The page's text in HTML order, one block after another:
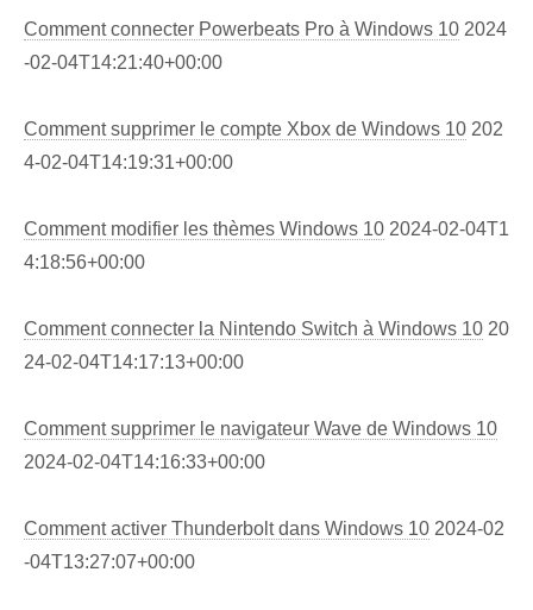
Comment connecter Powerbeats Pro à Windows 10 2024
-02-04T14:21:40+00:00
Comment supprimer le compte Xbox de Windows 10 202
4-02-04T14:19:31+00:00
Comment modifier les thèmes Windows 10 2024-02-04T1
4:18:56+00:00
Comment connecter la Nintendo Switch à Windows 10 20
24-02-04T14:17:13+00:00
Comment supprimer le navigateur Wave de Windows 10
2024-02-04T14:16:33+00:00
Comment activer Thunderbolt dans Windows 10 2024-02
-04T13:27:07+00:00